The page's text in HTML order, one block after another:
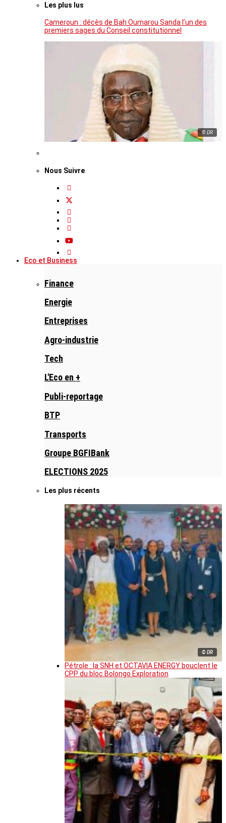
Les plus lus
Cameroun : décès de Bah Oumarou Sanda l’un des
premiers sages du Conseil constitutionnel
© DR
Nous Suivre
Eco et Business
Finance
Energie
Entreprises
Agro-industrie
Tech
L'Eco en +
Publi-reportage
BTP
Transports
Groupe BGFIBank
ELECTIONS 2025
Les plus récents
© DR
Pétrole : la SNH et OCTAVIA ENERGY bouclent le
CPP du bloc Bolongo Exploration